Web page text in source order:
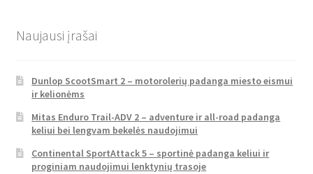
Naujausi įrašai
Dunlop ScootSmart 2 – motorolerių padanga miesto eismui
ir kelionėms
Mitas Enduro Trail-ADV 2 – adventure ir all-road padanga
keliui bei lengvam bekelės naudojimui
Continental SportAttack 5 – sportinė padanga keliui ir
proginiam naudojimui lenktynių trasoje